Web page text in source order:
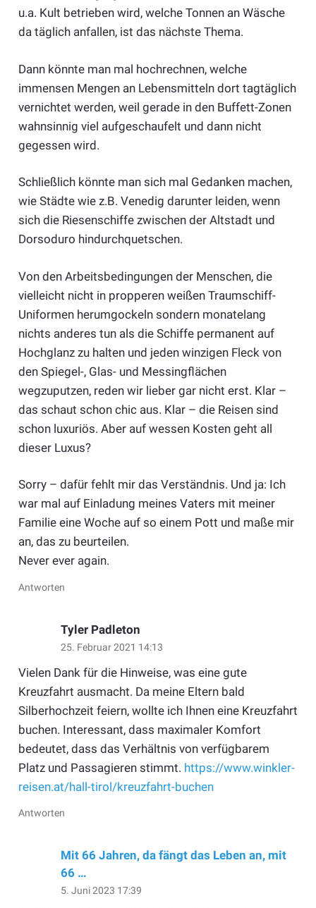
u.a. Kult betrieben wird, welche Tonnen an Wäsche
da täglich anfallen, ist das nächste Thema.
Dann könnte man mal hochrechnen, welche
immensen Mengen an Lebensmitteln dort tagtäglich
vernichtet werden, weil gerade in den Buffett-Zonen
wahnsinnig viel aufgeschaufelt und dann nicht
gegessen wird.
Schließlich könnte man sich mal Gedanken machen,
wie Städte wie z.B. Venedig darunter leiden, wenn
sich die Riesenschiffe zwischen der Altstadt und
Dorsoduro hindurchquetschen.
Von den Arbeitsbedingungen der Menschen, die
vielleicht nicht in propperen weißen Traumschiff-
Uniformen herumgockeln sondern monatelang
nichts anderes tun als die Schiffe permanent auf
Hochglanz zu halten und jeden winzigen Fleck von
den Spiegel-, Glas- und Messingflächen
wegzuputzen, reden wir lieber gar nicht erst. Klar –
das schaut schon chic aus. Klar – die Reisen sind
schon luxuriös. Aber auf wessen Kosten geht all
dieser Luxus?
Sorry – dafür fehlt mir das Verständnis. Und ja: Ich
war mal auf Einladung meines Vaters mit meiner
Familie eine Woche auf so einem Pott und maße mir
an, das zu beurteilen.
Never ever again.
Antworten
Tyler Padleton
25. Februar 2021 14:13
Vielen Dank für die Hinweise, was eine gute
Kreuzfahrt ausmacht. Da meine Eltern bald
Silberhochzeit feiern, wollte ich Ihnen eine Kreuzfahrt
buchen. Interessant, dass maximaler Komfort
bedeutet, dass das Verhältnis von verfügbarem
Platz und Passagieren stimmt. https://www.winkler-
reisen.at/hall-tirol/kreuzfahrt-buchen
Antworten
Mit 66 Jahren, da fängt das Leben an, mit
66 …
5. Juni 2023 17:39